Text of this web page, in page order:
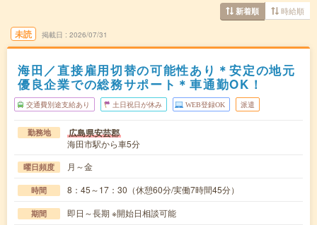
新着順 時給順
未読 掲載日 2026/07/31
海田／直接雇用切替の可能性あり＊安定の地元
優良企業での総務サポート＊車通勤OK！
交通費別途支給あり 土日祝日が休み WEB登録OK 派遣
勤務地 広島県安芸郡
海田市駅から車5分
曜日頻度 月～金
時間 8：45～17：30（休憩60分/実働7時間45分）
期間 即日～長期 ※開始日相談可能